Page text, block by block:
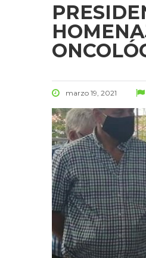
marzo 19, 2021